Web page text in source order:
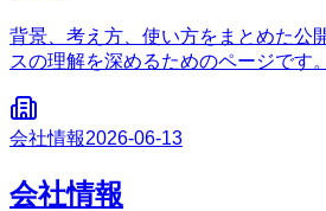
背景、考え方、使い方をまとめた公
スの理解を深めるためのページです。
会社情報2026-06-13
会社情報